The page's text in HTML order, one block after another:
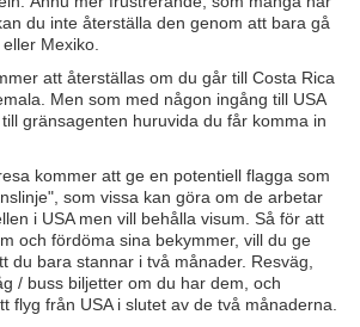
du inte återställa den genom att bara gå
Mexiko.
att återställas om du går till Costa Rica
Men som med någon ingång till USA
gränsagenten huruvida du får komma in
kommer att ge en potentiell flagga som
som vissa kan göra om de arbetar
i USA men vill behålla visum. Så för att
och fördöma sina bekymmer, vill du ge
du bara stannar i två månader. Resväg,
/ buss biljetter om du har dem, och
flyg från USA i slutet av de två månaderna.